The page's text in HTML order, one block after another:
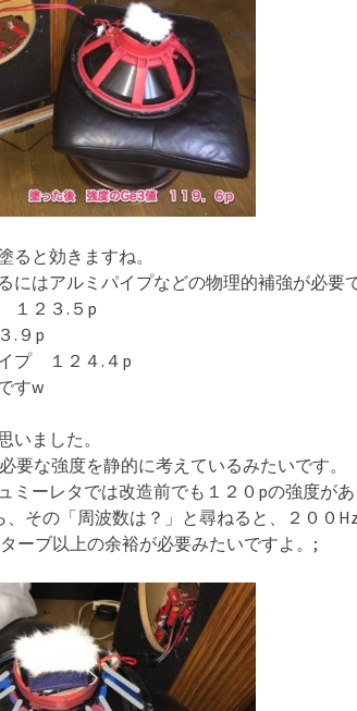
ると効きますね。
にはアルミパイプなどの物理的補強が必要
１２３.５p
.９p
プ １２４.４p
すw
いました。
要な強度を静的に考えているみたいです。
ミーレタでは改造前でも１２０pの強度が
、その「周波数は？」と尋ねると、２００
ーブ以上の余裕が必要みたいですよ。;